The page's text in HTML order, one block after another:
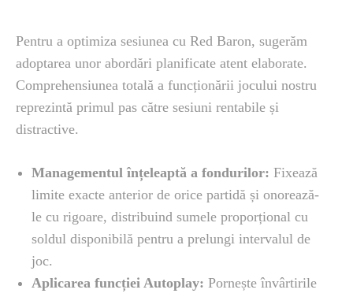
Pentru a optimiza sesiunea cu Red Baron, sugerăm
adoptarea unor abordări planificate atent elaborate.
Comprehensiunea totală a funcționării jocului nostru
reprezintă primul pas către sesiuni rentabile și
distractive.
Managementul înțeleaptă a fondurilor: Fixează
limite exacte anterior de orice partidă și onorează-
le cu rigoare, distribuind sumele proporțional cu
soldul disponibilă pentru a prelungi intervalul de
joc.
Aplicarea funcției Autoplay: Pornește învârtirile